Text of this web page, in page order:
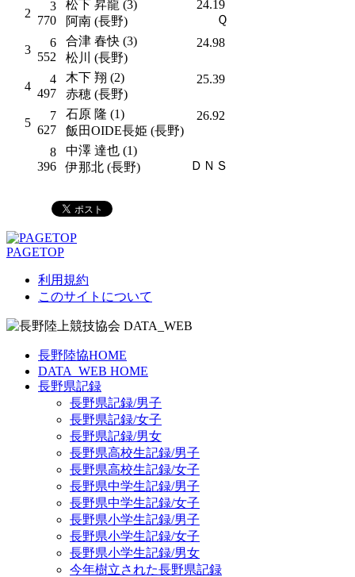
2
3
770
松下 昇龍 (3)
阿南 (長野)
24.19
Ｑ
3
6
552
合津 春快 (3)
松川 (長野)
24.98
4
4
497
木下 翔 (2)
赤穂 (長野)
25.39
5
7
627
石原 隆 (1)
飯田OIDE長姫 (長野)
26.92
8
396
中澤 達也 (1)
伊那北 (長野)
ＤＮＳ
PAGETOP
利用規約
このサイトについて
長野陸協HOME
DATA_WEB HOME
長野県記録
長野県記録/男子
長野県記録/女子
長野県記録/男女
長野県高校生記録/男子
長野県高校生記録/女子
長野県中学生記録/男子
長野県中学生記録/女子
長野県小学生記録/男子
長野県小学生記録/女子
長野県小学生記録/男女
今年樹立された長野県記録